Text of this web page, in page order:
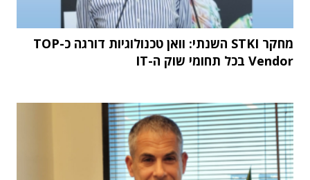
מחקר STKI השנתי: וואן טכנולוגיות דורגה כ-TOP
Vendor בכל תחומי שוק ה-IT